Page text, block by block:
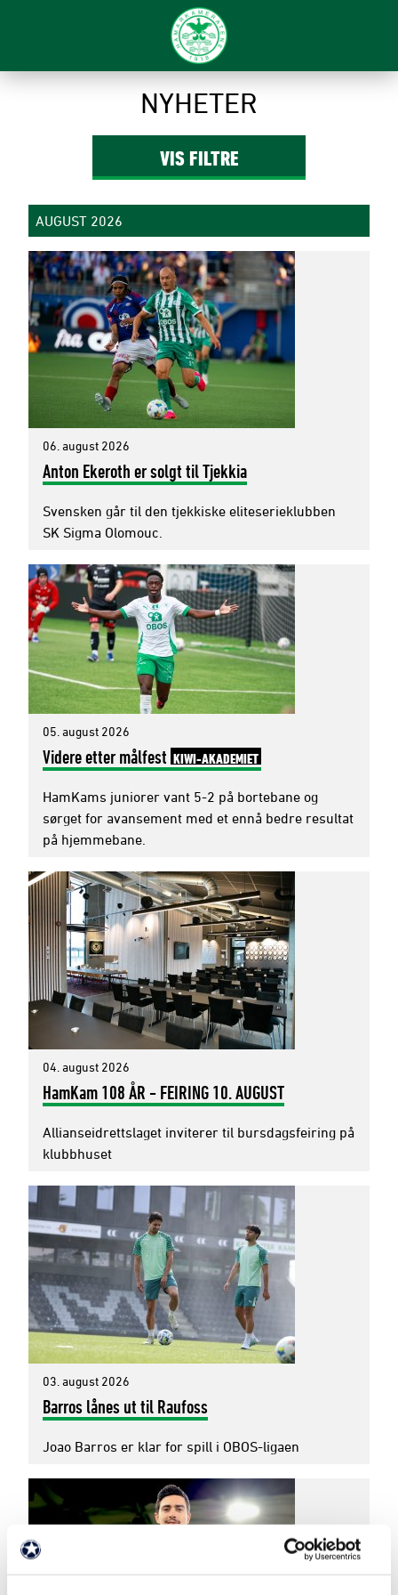
NYHETER
AUGUST 2026
06. august 2026
Anton Ekeroth er solgt til Tjekkia
Svensken går til den tjekkiske eliteserieklubben
SK Sigma Olomouc.
05. august 2026
Videre etter målfest KIWI-AKADEMIET
HamKams juniorer vant 5-2 på bortebane og
sørget for avansement med et ennå bedre resultat
på hjemmebane.
04. august 2026
HamKam 108 ÅR - FEIRING 10. AUGUST
Allianseidrettslaget inviterer til bursdagsfeiring på
klubbhuset
03. august 2026
Barros lånes ut til Raufoss
Joao Barros er klar for spill i OBOS-ligaen
VISFILTRE